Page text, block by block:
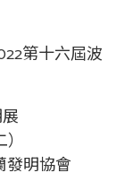
第十六屆波
發明協會